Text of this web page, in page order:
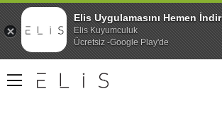
Elis Uygulamasını Hemen İndir
Elis Kuyumculuk
Ücretsiz -Google Play'de